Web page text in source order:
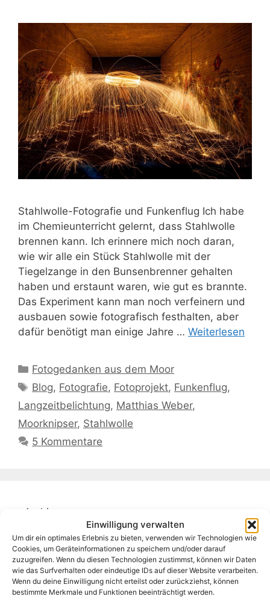
Einwilligung verwalten
Um dir ein optimales Erlebnis zu bieten, verwenden wir Technologien wie
Cookies, um Geräteinformationen zu speichern und/oder darauf
zuzugreifen. Wenn du diesen Technologien zustimmst, können wir Daten
wie das Surfverhalten oder eindeutige IDs auf dieser Website verarbeiten.
Wenn du deine Einwilligung nicht erteilst oder zurückziehst, können
bestimmte Merkmale und Funktionen beeinträchtigt werden.
Stahlwolle-Fotografie und Funkenflug Ich habe
im Chemieunterricht gelernt, dass Stahlwolle
brennen kann. Ich erinnere mich noch daran,
wie wir alle ein Stück Stahlwolle mit der
Tiegelzange in den Bunsenbrenner gehalten
haben und erstaunt waren, wie gut es brannte.
Das Experiment kann man noch verfeinern und
ausbauen sowie fotografisch festhalten, aber
dafür benötigt man einige Jahre … Weiterlesen
Kategorien
Fotogedanken aus dem Moor
Schlagwörter
Blog, Fotografie, Fotoprojekt, Funkenflug,
Langzeitbelichtung, Matthias Weber,
Moorknipser, Stahlwolle
5 Kommentare
Archiv